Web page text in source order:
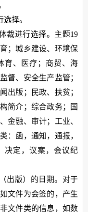
择。
裁进行选择。主题19
；城乡建设、环境保
育、医疗；商贸、海
督、安全生产监管；
出版；民政、扶贫；
简介；综合政务；国
金融、审计；工业、
：函，通知，通报，
决定，议案，会议纪
出版）的日期。对于
文件为会签的，产生
文件类的信息，如数